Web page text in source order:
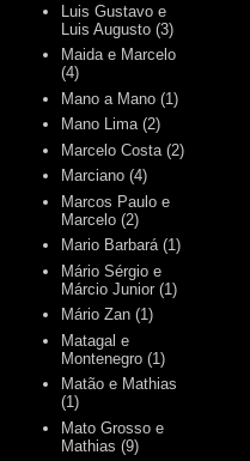
Luis Gustavo e
Luis Augusto (3)
Maida e Marcelo
(4)
Mano a Mano (1)
Mano Lima (2)
Marcelo Costa (2)
Marciano (4)
Marcos Paulo e
Marcelo (2)
Mario Barbará (1)
Mário Sérgio e
Márcio Junior (1)
Mário Zan (1)
Matagal e
Montenegro (1)
Matão e Mathias
(1)
Mato Grosso e
Mathias (9)